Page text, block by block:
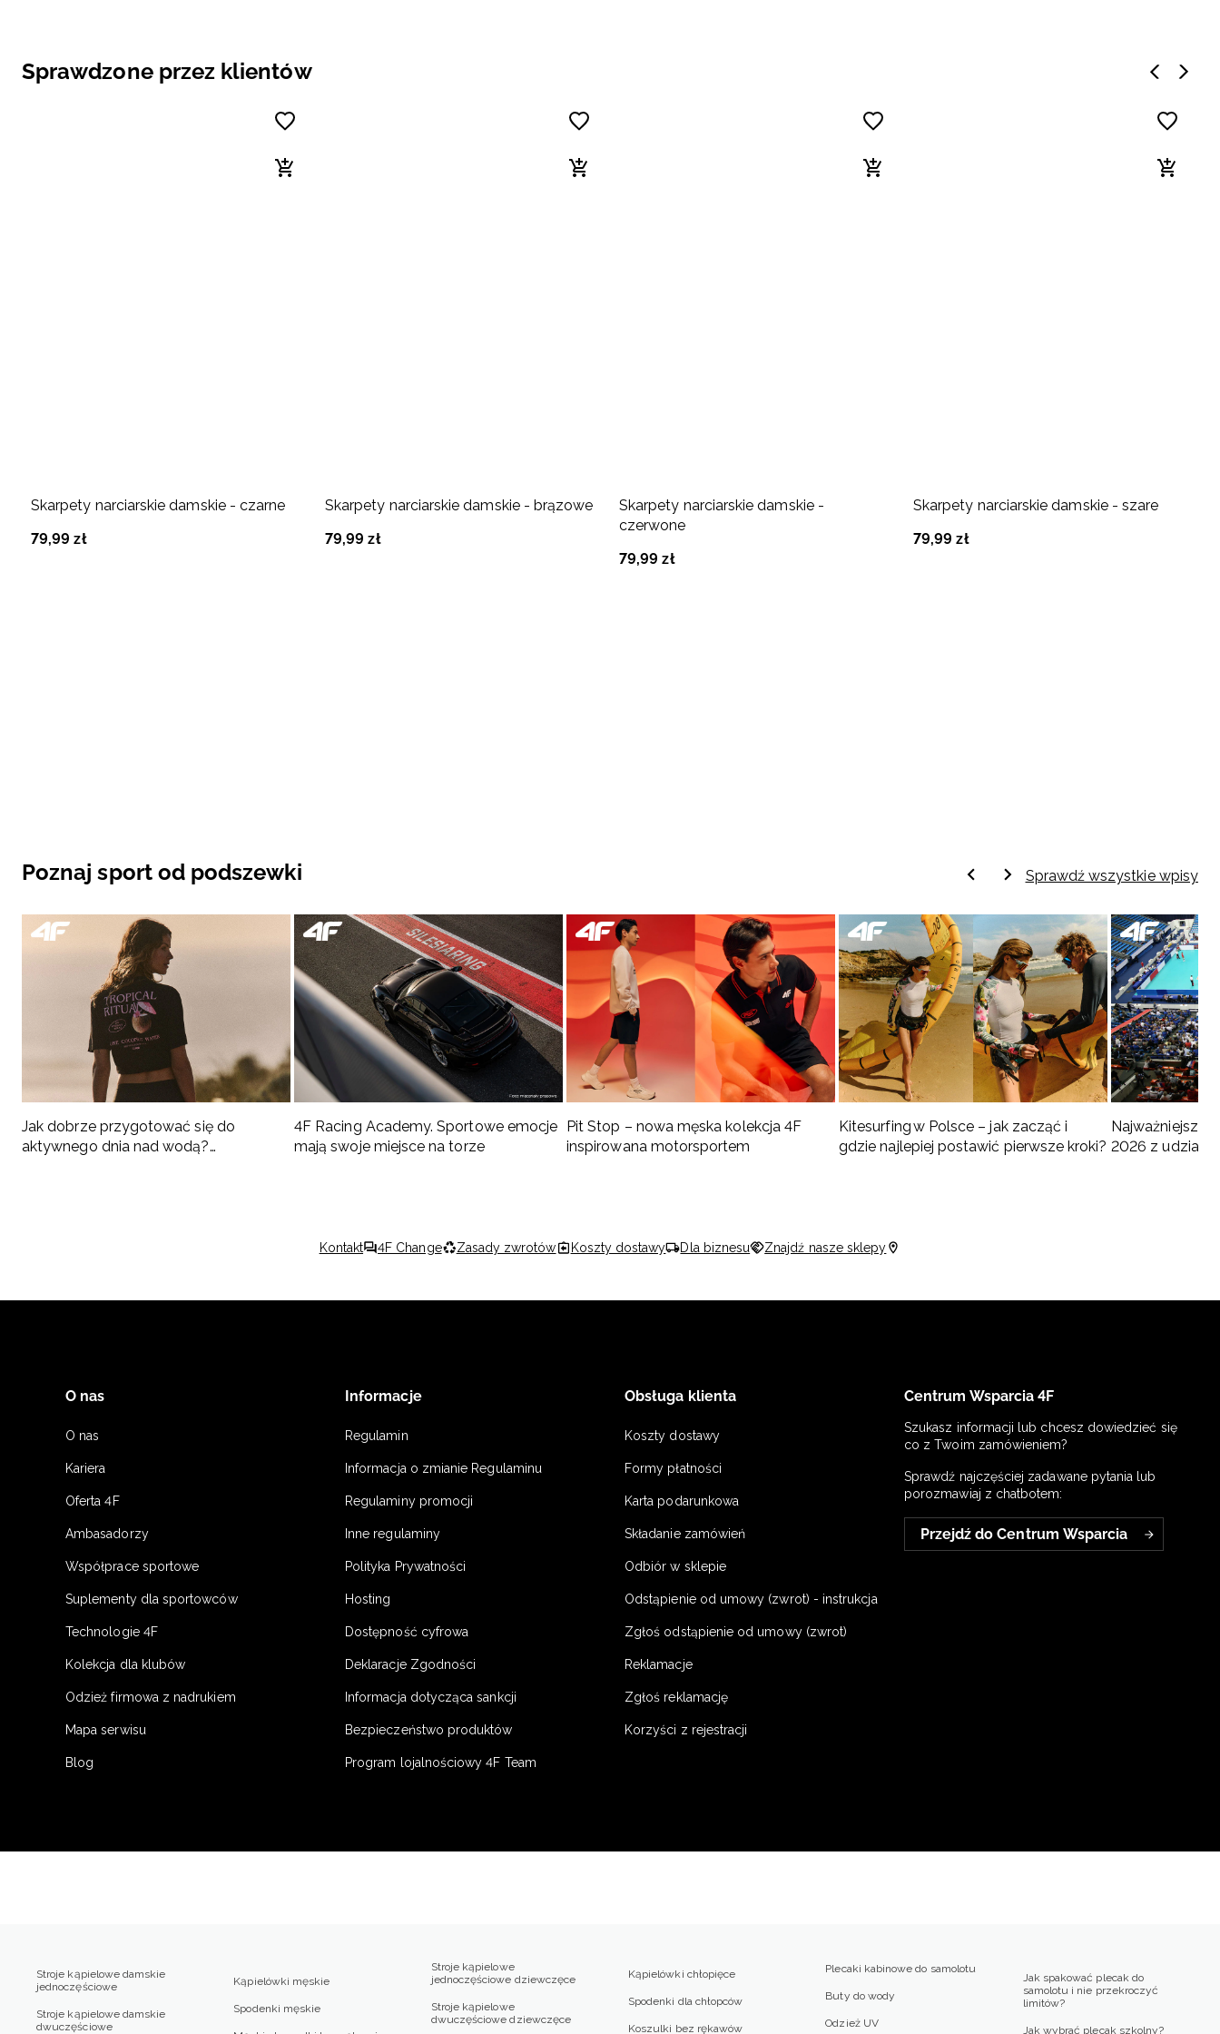
Sprawdzone przez klientów
Skarpety narciarskie damskie - czarne
79,99 zł
Skarpety narciarskie damskie - brązowe
79,99 zł
Skarpety narciarskie damskie -
czerwone
79,99 zł
Skarpety narciarskie damskie - szare
79,99 zł
Poznaj sport od podszewki Sprawdź wszystkie wpisy
Jak dobrze przygotować się do
aktywnego dnia nad wodą?
4F Racing Academy. Sportowe emocje
mają swoje miejsce na torze
Pit Stop – nowa męska kolekcja 4F
inspirowana motorsportem
Kitesurfing w Polsce – jak zacząć i
gdzie najlepiej postawić pierwsze kroki?
Najważniejsze
2026 z
Kontakt 4F Change Zasady zwrotów Koszty dostawy Dla biznesu Znajdź nasze sklepy
O nas
O nas
Kariera
Oferta 4F
Ambasadorzy
Współprace sportowe
Suplementy dla sportowców
Technologie 4F
Kolekcja dla klubów
Odzież firmowa z nadrukiem
Mapa serwisu
Blog
Informacje
Regulamin
Informacja o zmianie Regulaminu
Regulaminy promocji
Inne regulaminy
Polityka Prywatności
Hosting
Dostępność cyfrowa
Deklaracje Zgodności
Informacja dotycząca sankcji
Bezpieczeństwo produktów
Program lojalnościowy 4F Team
Obsługa klienta
Koszty dostawy
Formy płatności
Karta podarunkowa
Składanie zamówień
Odbiór w sklepie
Odstąpienie od umowy (zwrot) - instrukcja
Zgłoś odstąpienie od umowy (zwrot)
Reklamacje
Zgłoś reklamację
Korzyści z rejestracji
Centrum Wsparcia 4F
Szukasz informacji lub chcesz dowiedzieć się
co z Twoim zamówieniem?
Sprawdź najczęściej zadawane pytania lub
porozmawiaj z chatbotem:
Przejdź do Centrum Wsparcia
Stroje kąpielowe damskie
jednoczęściowe
Stroje kąpielowe damskie
dwuczęściowe
Kąpielówki męskie
Spodenki męskie
Stroje kąpielowe
jednoczęściowe dziewczęce
Stroje kąpielowe
dwuczęściowe dziewczęce
Kąpielówki chłopięce
Spodenki dla chłopców
Koszulki bez rękawów
Plecaki kabinowe do samolotu
Buty do wody
Odzież UV
Jak spakować plecak do
samolotu i nie przekroczyć
limitów?
Jak wybrać plecak szkolny?